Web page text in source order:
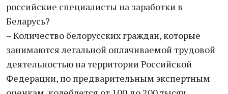
российские специалисты на заработки в
Беларусь?
– Количество белорусских граждан, которые
занимаются легальной оплачиваемой трудовой
деятельностью на территории Российской
Федерации, по предварительным экспертным